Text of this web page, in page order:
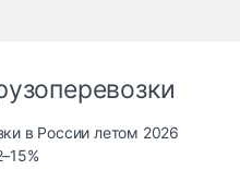
в России летом 2026